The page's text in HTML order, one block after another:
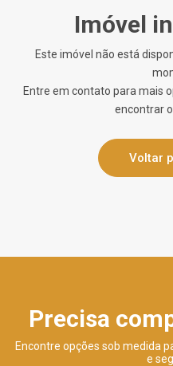
Imóvel
Este imóvel não está
Entre em contato para mais
encontrar
Voltar
Precisa
Encontre opções sob medida
e